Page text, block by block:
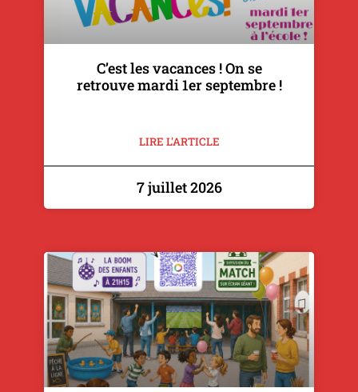
C’est les vacances ! On se
retrouve mardi 1er septembre !
LIRE L'ARTICLE
7 juillet 2026